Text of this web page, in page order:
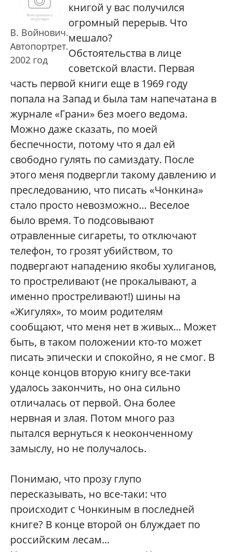
В. Войнович.
Автопортрет.
2002 год
книгой у вас получился
огромный перерыв. Что
мешало?
Обстоятельства в лице
советской власти. Первая
часть первой книги еще в 1969 году
попала на Запад и была там напечатана в
журнале «Грани» без моего ведома.
Можно даже сказать, по моей
беспечности, потому что я дал ей
свободно гулять по самиздату. После
этого меня подвергли такому давлению и
преследованию, что писать «Чонкина»
стало просто невозможно… Веселое
было время. То подсовывают
отравленные сигареты, то отключают
телефон, то грозят убийством, то
подвергают нападению якобы хулиганов,
то простреливают (не прокалывают, а
именно простреливают!) шины на
«Жигулях», то моим родителям
сообщают, что меня нет в живых... Может
быть, в таком положении кто-то может
писать эпически и спокойно, я не смог. В
конце концов вторую книгу все-таки
удалось закончить, но она сильно
отличалась от первой. Она более
нервная и злая. Потом много раз
пытался вернуться к неоконченному
замыслу, но не получалось.
Понимаю, что прозу глупо
пересказывать, но все-таки: что
происходит с Чонкиным в последней
книге? В конце второй он блуждает по
российским лесам...